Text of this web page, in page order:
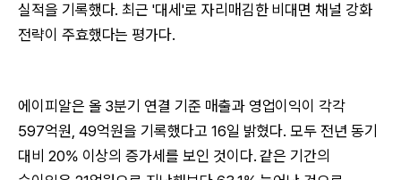
실적을 기록했다. 최근 '대세'로 자리매김한 비대면 채널 강화
전략이 주효했다는 평가다.
에이피알은 올 3분기 연결 기준 매출과 영업이익이 각각
597억원, 49억원을 기록했다고 16일 밝혔다. 모두 전년 동기
대비 20% 이상의 증가세를 보인 것이다. 같은 기간의